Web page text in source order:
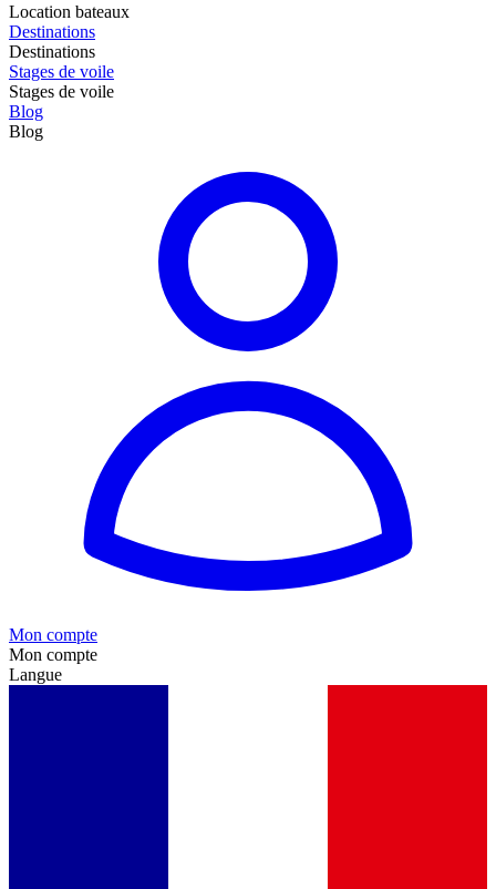
Location bateaux
Destinations
Destinations
Stages de voile
Stages de voile
Blog
Blog
Mon compte
Mon compte
Langue